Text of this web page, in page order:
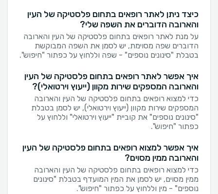
כיצד ניתן לאתר רופאים בתחום פלסטיקה של העין
והארובה הדוברים את השפה שלי?
על מנת לאתר רופאים בתחום פלסטיקה של העין והארובה
הדוברים שפה מסוימת, יש לסמן את השפה המבוקשת
בטבלת "סינונים נוספים" - שפה וללחוץ על כפתור "חיפוש".
איך אפשר לאתר רופאים בתחום פלסטיקה של העין
והארובה המספקים שירות מקוון (ייעוץ וירטואלי)?
כדי למצוא רופאים בתחום פלסטיקה של העין והארובה
המספקים שירות מקוון (ייעוץ וירטואלי), יש לסמן בטבלת
"סינונים נוספים" את קוביית "ייעוץ וירטואלי" וללחוץ על
כפתור "חיפוש".
איך אפשר למצוא רופאים בתחום פלסטיקה של העין
והארובה ממין מסוים?
כדי למצוא רופאים בתחום פלסטיקה של העין והארובה
ממין מסוים, יש לסמן את המין המועדף בטבלת "סינונים
נוספים" - מין וללחוץ על כפתור "חיפוש".